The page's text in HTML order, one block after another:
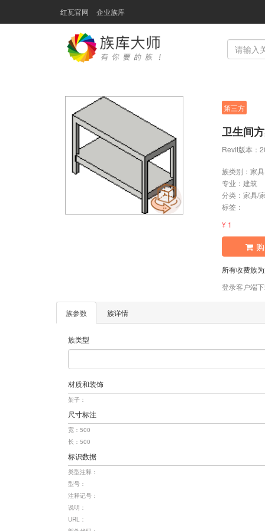
红瓦官网 企业族库
第三方
卫生间
Revit版本：
族类别：家具
专业：建筑
分类：家具/
标签：
¥ 1
所有收费族
登录客户端
族参数 族详情
族类型
材质和装饰
架子：
尺寸标注
宽：500
长：500
标识数据
类型注释：
型号：
注释记号：
说明：
URL：